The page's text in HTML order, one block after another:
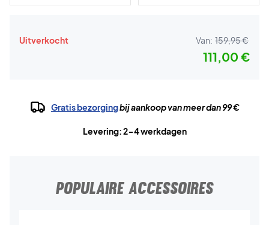
Uitverkocht Van: 159,95 €
111,00 €
Gratis bezorgingbij aankoop van meer dan 99 €
Levering: 2-4 werkdagen
POPULAIRE ACCESSOIRES